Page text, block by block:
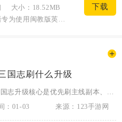
大小：18.52MB
下载
国志刷什么升级
：01-03
来源：123手游网